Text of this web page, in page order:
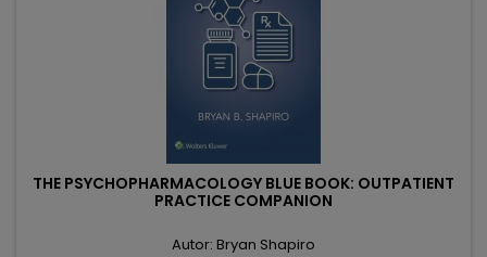
THE PSYCHOPHARMACOLOGY BLUE BOOK: OUTPATIENT
PRACTICE COMPANION
Autor: Bryan Shapiro